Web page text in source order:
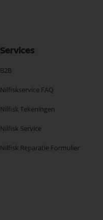
Services
B2B
Nilfiskservice FAQ
Nilfisk Tekeningen
Nilfisk Service
Nilfisk Reparatie Formulier